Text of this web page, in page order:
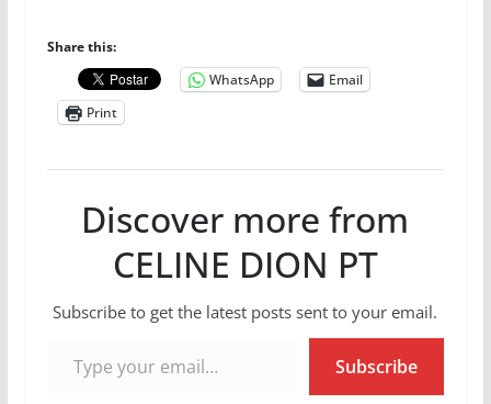
Share this:
WhatsApp
Email
Print
Discover more from
CELINE DION PT
Subscribe to get the latest posts sent to your email.
Subscribe